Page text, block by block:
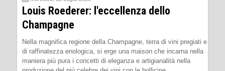
Louis Roederer: l'eccellenza dello
Champagne
Nella magnifica regione della Champagne, terra di vini pregiati e
di raffinatezza enologica, si erge una maison che incarna nella
maniera più pura i concetti di eleganza e artigianalità nella